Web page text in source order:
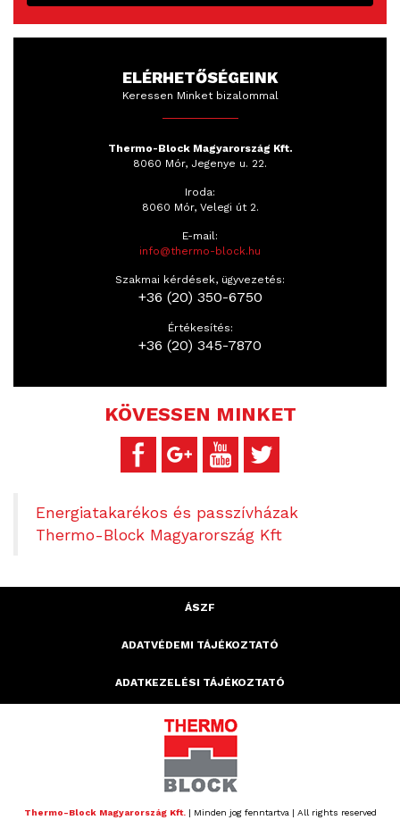
ELÉRHETŐSÉGEINK
Keressen Minket bizalommal
Thermo-Block Magyarország Kft.
8060 Mór, Jegenye u. 22.
Iroda:
8060 Mór, Velegi út 2.
E-mail:
info@thermo-block.hu
Szakmai kérdések, ügyvezetés:
+36 (20) 350-6750
Értékesítés:
+36 (20) 345-7870
KÖVESSEN MINKET
Energiatakarékos és passzívházak
Thermo-Block Magyarország Kft
ÁSZF
ADATVÉDEMI TÁJÉKOZTATÓ
ADATKEZELÉSI TÁJÉKOZTATÓ
Thermo-Block Magyarország Kft. | Minden jog fenntartva | All rights reserved